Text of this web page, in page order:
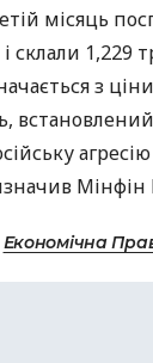
місяць
склали 1,229
з
Економічна